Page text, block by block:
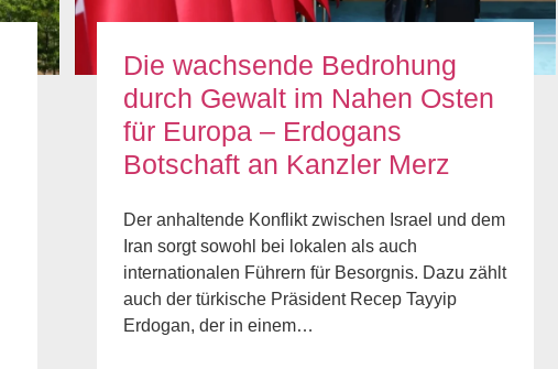
Die wachsende Bedrohung
durch Gewalt im Nahen Osten
für Europa – Erdogans
Botschaft an Kanzler Merz
Der anhaltende Konflikt zwischen Israel und dem
Iran sorgt sowohl bei lokalen als auch
internationalen Führern für Besorgnis. Dazu zählt
auch der türkische Präsident Recep Tayyip
Erdogan, der in einem…